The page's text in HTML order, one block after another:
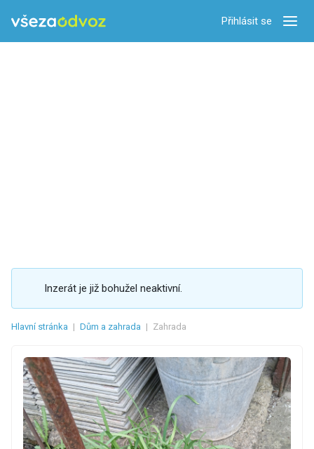
Přihlásit se
Inzerát je již bohužel neaktivní.
Hlavní stránka | Dům a zahrada | Zahrada